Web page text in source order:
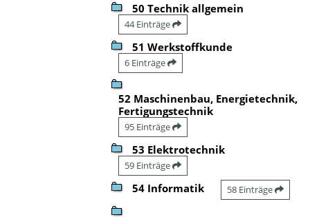
50 Technik allgemein
44 Einträge
51 Werkstoffkunde
6 Einträge
52 Maschinenbau, Energietechnik,
Fertigungstechnik
95 Einträge
53 Elektrotechnik
59 Einträge
54 Informatik 58 Einträge